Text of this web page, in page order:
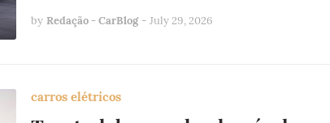
by Redação - CarBlog - July 29, 2026
carros elétricos